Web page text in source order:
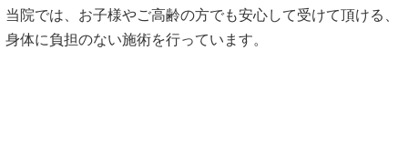
当院では、お子様やご高齢の方でも安心して受けて頂ける、
身体に負担のない施術を行っています。